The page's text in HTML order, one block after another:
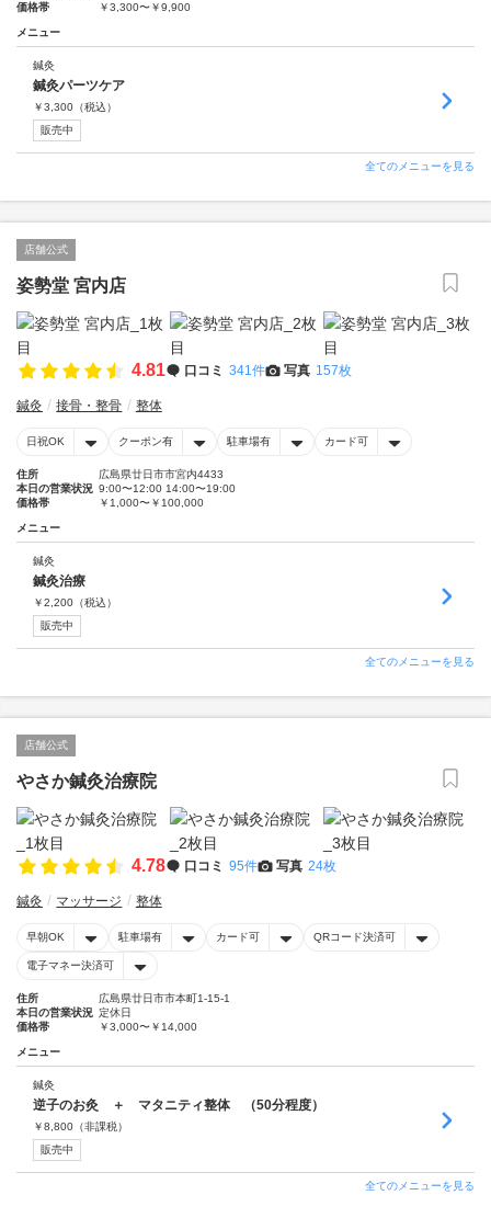
価格帯
￥3,300〜￥9,900
メニュー
鍼灸
鍼灸パーツケア
￥3,300 （税込）
販売中
全てのメニューを見る
店舗公式
姿勢堂 宮内店
4.81 口コミ 341件 写真 157枚
鍼灸 接骨・整骨 整体
日祝OK クーポン有 駐車場有 カード可
住所
広島県廿日市市宮内4433
本日の営業状況 9:00〜12:00 14:00〜19:00
価格帯
￥1,000〜￥100,000
メニュー
鍼灸
鍼灸治療
￥2,200 （税込）
販売中
全てのメニューを見る
店舗公式
やさか鍼灸治療院
4.78 口コミ 95件 写真 24枚
鍼灸 マッサージ 整体
早朝OK 駐車場有 カード可 QRコード決済可
電子マネー決済可
住所
広島県廿日市市本町1-15-1
本日の営業状況 定休日
価格帯
￥3,000〜￥14,000
メニュー
鍼灸
逆子のお灸 ＋ マタニティ整体 （50分程度）
￥8,800 （非課税）
販売中
全てのメニューを見る